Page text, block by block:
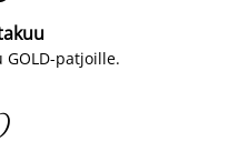
patjoille.